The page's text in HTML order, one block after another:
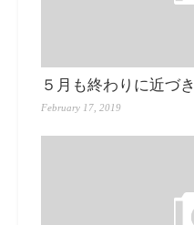
５月も終わりに近づき
February 17, 2019